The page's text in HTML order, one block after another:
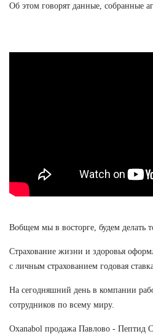
Об этом говорят данные, собранные
Вобщем мы в восторге, будем делать
Страхование жизни и здоровья
с личным страхованием годовая
На сегодняшний день в компании
сотрудников по всему миру.
Oxanabol продажа Павлово - Пептид